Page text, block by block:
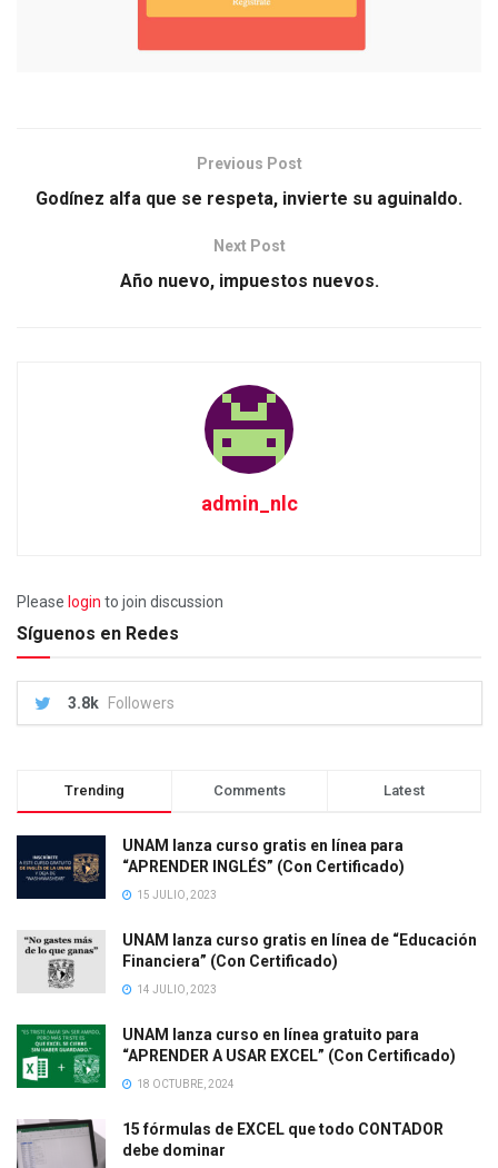
Previous Post
Godínez alfa que se respeta, invierte su aguinaldo.
Next Post
Año nuevo, impuestos nuevos.
admin_nlc
Please login to join discussion
Síguenos en Redes
3.8k Followers
Trending Comments Latest
UNAM lanza curso gratis en línea para
“APRENDER INGLÉS” (Con Certificado)
15 JULIO, 2023
UNAM lanza curso gratis en línea de “Educación
Financiera” (Con Certificado)
14 JULIO, 2023
UNAM lanza curso en línea gratuito para
“APRENDER A USAR EXCEL” (Con Certificado)
18 OCTUBRE, 2024
15 fórmulas de EXCEL que todo CONTADOR
debe dominar